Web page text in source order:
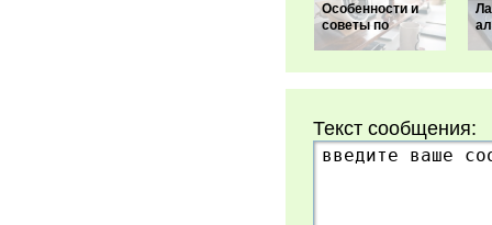
Особенности и
советы по
Текст сообщения: